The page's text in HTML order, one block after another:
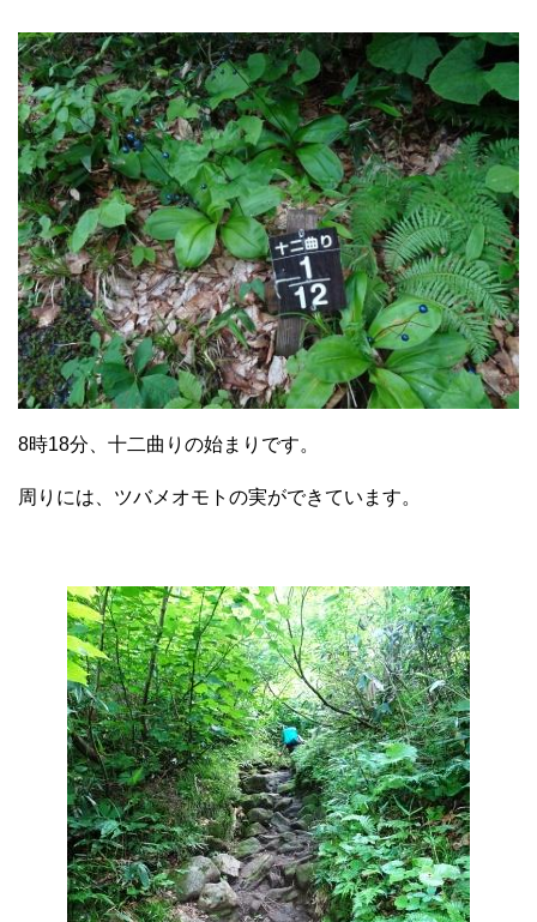
8時18分、十二曲りの始まりです。
周りには、ツバメオモトの実ができています。